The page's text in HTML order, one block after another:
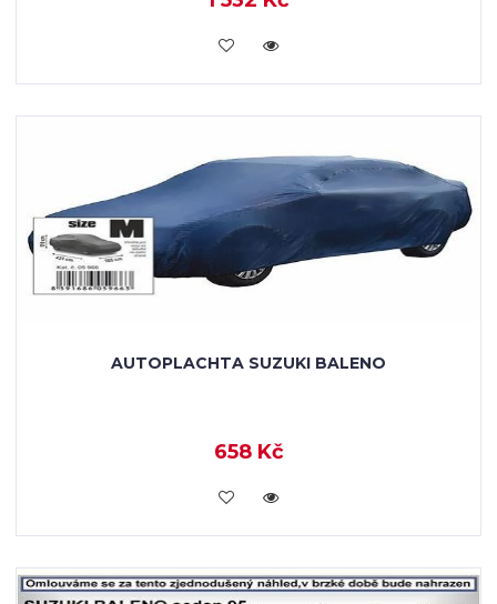
KOUPIT
AUTOPLACHTA SUZUKI BALENO
658 Kč
KOUPIT